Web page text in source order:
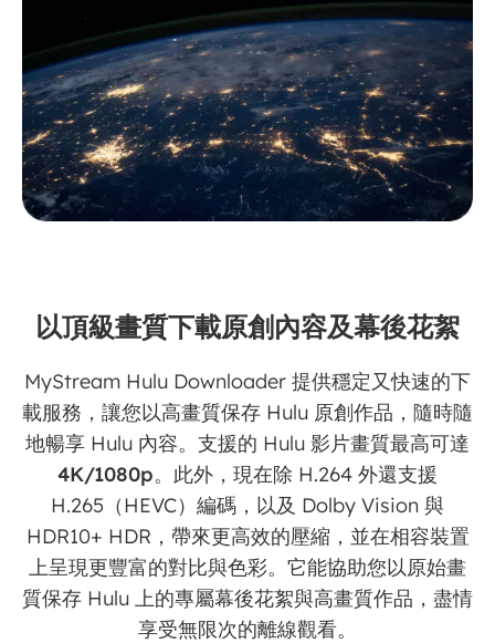
以頂級畫質下載原創內容及幕後花絮
MyStream Hulu Downloader 提供穩定又快速的下
載服務，讓您以高畫質保存 Hulu 原創作品，隨時隨
地暢享 Hulu 內容。支援的 Hulu 影片畫質最高可達
4K/1080p。此外，現在除 H.264 外還支援
H.265（HEVC）編碼，以及 Dolby Vision 與
HDR10+ HDR，帶來更高效的壓縮，並在相容裝置
上呈現更豐富的對比與色彩。它能協助您以原始畫
質保存 Hulu 上的專屬幕後花絮與高畫質作品，盡情
享受無限次的離線觀看。